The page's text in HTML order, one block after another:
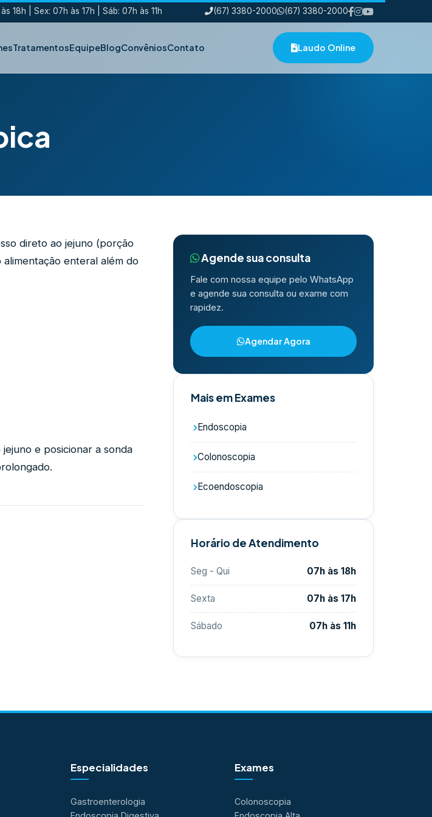
18h | Sex: 07h às 17h | Sáb: 07h às 11h (67) 3380-2000 (67) 3380-2000
TratamentosEquipeBlogConvêniosContato Laudo Online
direto ao jejuno (porção
enteral além do
e posicionar a sonda
Agende sua consulta
Fale com nossa equipe pelo WhatsApp
e agende sua consulta ou exame com
rapidez.
Agendar Agora
Mais em Exames
Endoscopia
Colonoscopia
Ecoendoscopia
Horário de Atendimento
Seg - Qui 07h às 18h
Sexta 07h às 17h
Sábado 07h às 11h
Especialidades
Gastroenterologia
Exames
Colonoscopia